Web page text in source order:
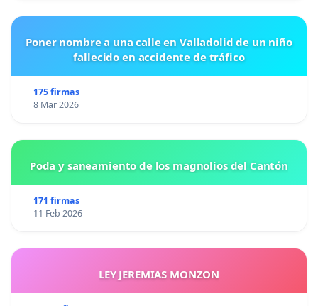
Poner nombre a una calle en Valladolid de un niño
fallecido en accidente de tráfico
175 firmas
8 Mar 2026
Poda y saneamiento de los magnolios del Cantón
171 firmas
11 Feb 2026
LEY JEREMIAS MONZON